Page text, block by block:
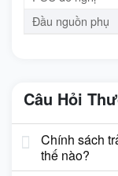
Đầu nguồn phụ
Câu Hỏi
Chính sách
thế nào?